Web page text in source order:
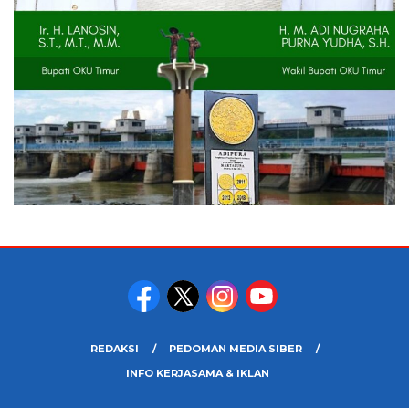
REDAKSI
PEDOMAN MEDIA SIBER
INFO KERJASAMA & IKLAN